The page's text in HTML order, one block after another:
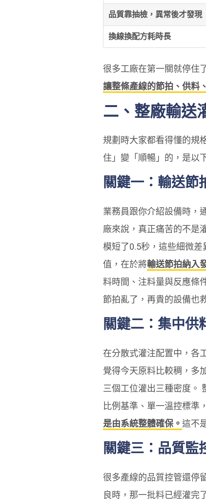
品質靠抽檢，異常後才發現
換線換配方耗時長
很多工廠在第一關就停住
讓整條產線的節拍、供料
二、整廠輸送
規劃時大家都看得懂的規
住」變「順暢」的，是以
關鍵一：輸送節
業務員跟你介紹設備時，
廠來說，真正痛苦的不是
模短了0.5秒，這些細微
值，在於將輸送節拍納入
料時間、注料量與反應條
節拍亂了，再貴的設備也
關鍵二：集中供
在分散式灌注配置中，各
覺得今天原料比較稠，多
三個工位灌出三種密度。
比例基準、單一溫控標準
是由系統整體確保。 這不
關鍵三：品質監
很多產線的品質控管還停
良時，那一批料已經灌完